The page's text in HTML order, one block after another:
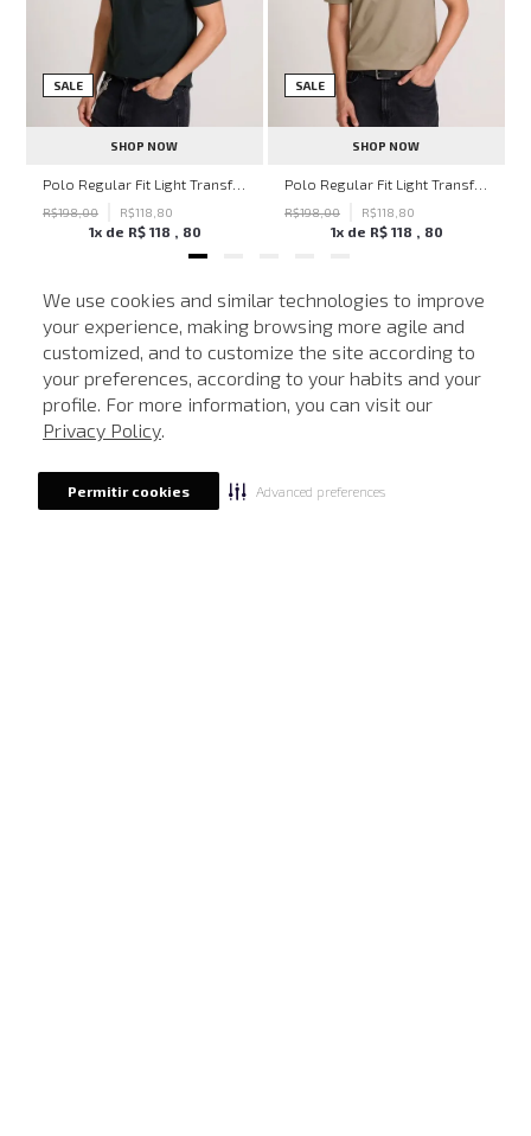
We use cookies and similar technologies to improve
your experience, making browsing more agile and
customized, and to customize the site according to
your preferences, according to your habits and your
profile. For more information, you can visit our
Privacy Policy.
Permitir cookies Advanced preferences
SALE
SHOP NOW
Polo Regular Fit Light Transfer Verde Escuro John John Masculina
R$198,00 R$118 80
1x de R$ 118 80
SALE
SHOP NOW
Polo Regular Fit Light Transfer Bege Médio John John Masculina
R$198,00 R$118 80
1x de R$ 118 80
NEWSLETTER
Cadastre seu e-mail para receber nossas novidades.
Eu li, estou ciente das condições de tratamento dos meus dados pessoais e forneço